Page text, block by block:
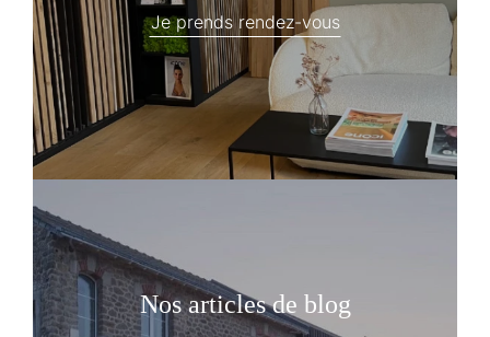
Je prends rendez-vous
Nos articles de blog